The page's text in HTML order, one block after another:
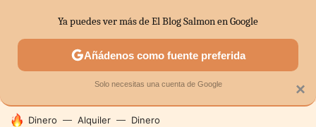
SECTORES ECONOMÍA DOMÉSTICA MERCADOS
HOY SE HABLA DE
Dinero Alquiler Dinero
×
Ya puedes ver más de El Blog Salmon en Google
Añádenos como fuente preferida
Solo necesitas una cuenta de Google